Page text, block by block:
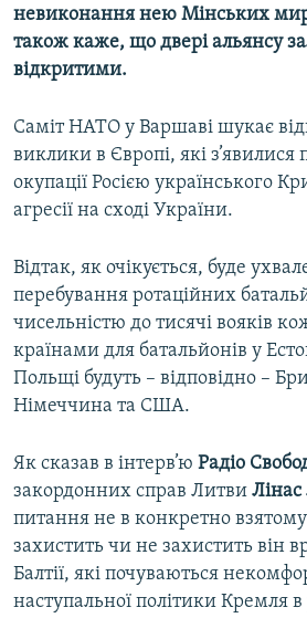
невиконання нею Мінських
також каже, що двері альянсу
відкритими.
Саміт НАТО у Варшаві шукає
виклики в Європі, які з’явилися
окупації Росією українського
агресії на сході України.
Відтак, як очікується, буде
перебування ротаційних
чисельністю до тисячі вояків
країнами для батальйонів у
Польщі будуть – відповідно –
Німеччина та США.
Як сказав в інтерв’ю Радіо
закордонних справ Литви Лінас
питання не в конкретно взятому
захистить чи не захистить він
Балтії, які почуваються
наступальної політики Кремля в